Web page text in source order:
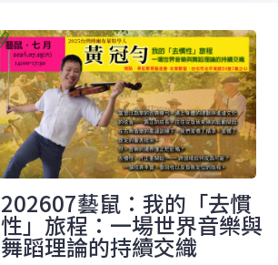
202607藝鼠：我的「去慣
性」旅程：一場世界音樂與
舞蹈理論的持續交織